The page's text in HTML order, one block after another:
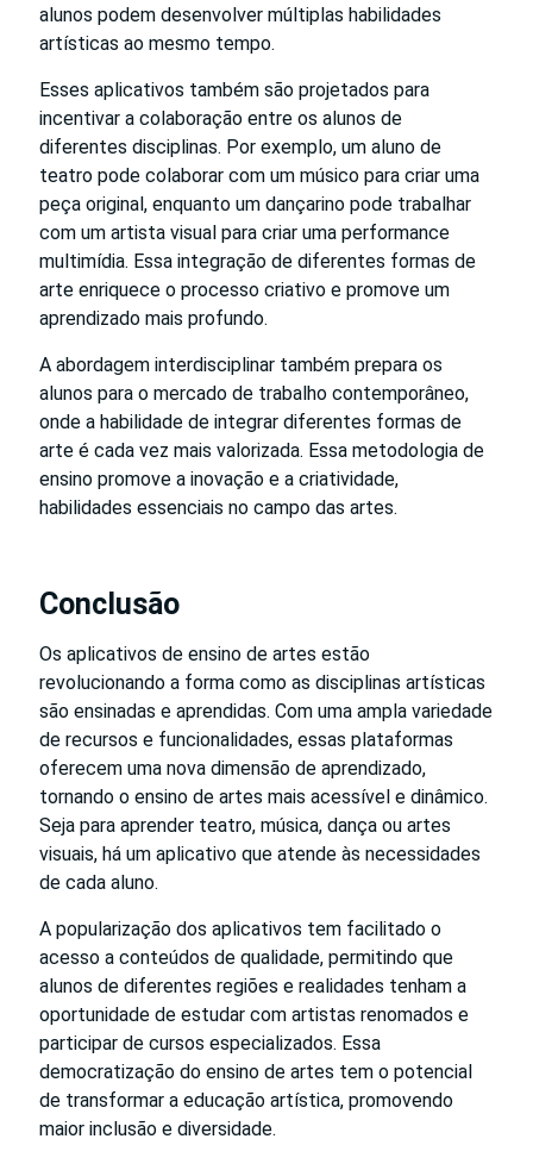
alunos podem desenvolver múltiplas habilidades
artísticas ao mesmo tempo.
Esses aplicativos também são projetados para
incentivar a colaboração entre os alunos de
diferentes disciplinas. Por exemplo, um aluno de
teatro pode colaborar com um músico para criar uma
peça original, enquanto um dançarino pode trabalhar
com um artista visual para criar uma performance
multimídia. Essa integração de diferentes formas de
arte enriquece o processo criativo e promove um
aprendizado mais profundo.
A abordagem interdisciplinar também prepara os
alunos para o mercado de trabalho contemporâneo,
onde a habilidade de integrar diferentes formas de
arte é cada vez mais valorizada. Essa metodologia de
ensino promove a inovação e a criatividade,
habilidades essenciais no campo das artes.
Conclusão
Os aplicativos de ensino de artes estão
revolucionando a forma como as disciplinas artísticas
são ensinadas e aprendidas. Com uma ampla variedade
de recursos e funcionalidades, essas plataformas
oferecem uma nova dimensão de aprendizado,
tornando o ensino de artes mais acessível e dinâmico.
Seja para aprender teatro, música, dança ou artes
visuais, há um aplicativo que atende às necessidades
de cada aluno.
A popularização dos aplicativos tem facilitado o
acesso a conteúdos de qualidade, permitindo que
alunos de diferentes regiões e realidades tenham a
oportunidade de estudar com artistas renomados e
participar de cursos especializados. Essa
democratização do ensino de artes tem o potencial
de transformar a educação artística, promovendo
maior inclusão e diversidade.